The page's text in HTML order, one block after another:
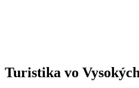
Turistika vo